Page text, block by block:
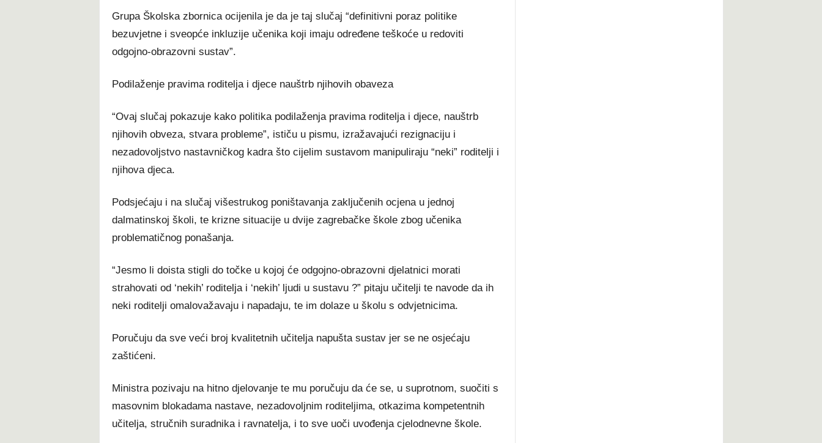
Grupa Školska zbornica ocijenila je da je taj slučaj “definitivni poraz politike
bezuvjetne i sveopće inkluzije učenika koji imaju određene teškoće u redoviti
odgojno-obrazovni sustav”.
Podilaženje pravima roditelja i djece nauštrb njihovih obaveza
“Ovaj slučaj pokazuje kako politika podilaženja pravima roditelja i djece, nauštrb
njihovih obveza, stvara probleme”, ističu u pismu, izražavajući rezignaciju i
nezadovoljstvo nastavničkog kadra što cijelim sustavom manipuliraju “neki” roditelji i
njihova djeca.
Podsjećaju i na slučaj višestrukog poništavanja zaključenih ocjena u jednoj
dalmatinskoj školi, te krizne situacije u dvije zagrebačke škole zbog učenika
problematičnog ponašanja.
“Jesmo li doista stigli do točke u kojoj će odgojno-obrazovni djelatnici morati
strahovati od ‘nekih’ roditelja i ‘nekih’ ljudi u sustavu ?” pitaju učitelji te navode da ih
neki roditelji omalovažavaju i napadaju, te im dolaze u školu s odvjetnicima.
Poručuju da sve veći broj kvalitetnih učitelja napušta sustav jer se ne osjećaju
zaštićeni.
Ministra pozivaju na hitno djelovanje te mu poručuju da će se, u suprotnom, suočiti s
masovnim blokadama nastave, nezadovoljnim roditeljima, otkazima kompetentnih
učitelja, stručnih suradnika i ravnatelja, i to sve uoči uvođenja cjelodnevne škole.